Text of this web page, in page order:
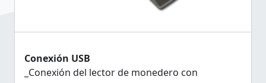
Conexión USB
_Conexión del lector de monedero con